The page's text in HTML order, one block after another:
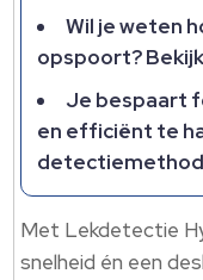
Wil je weten
opspoort?
Je bespaart
en efficiënt te
Met Lekdetectie
snelheid én een